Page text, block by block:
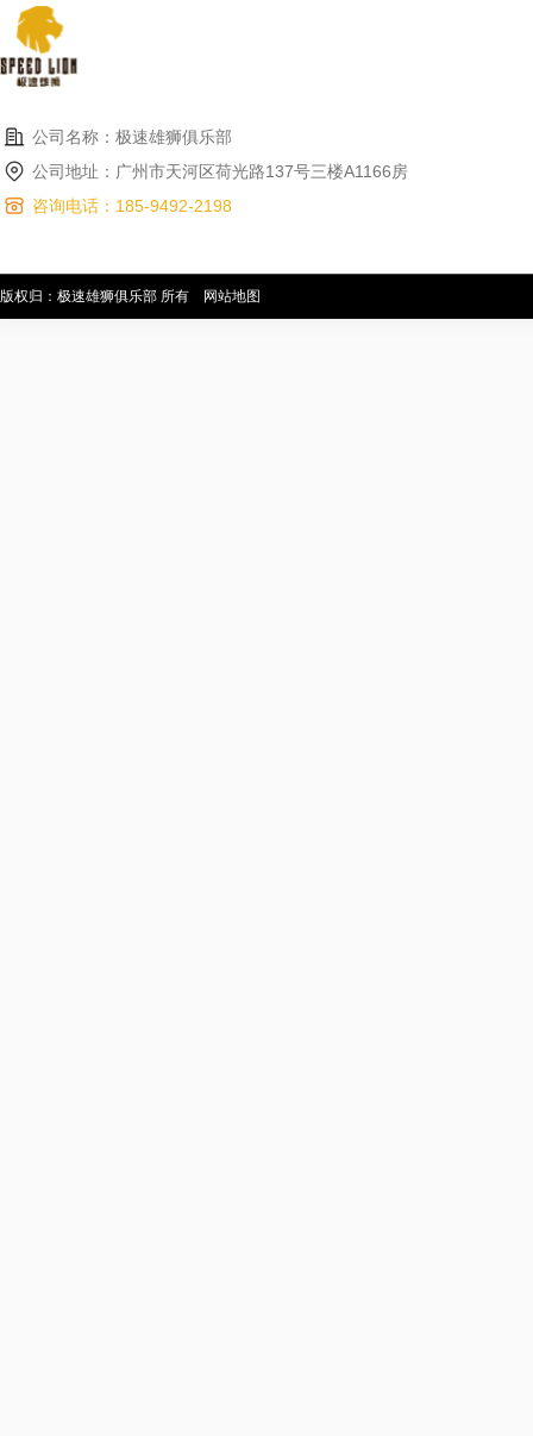
公司名称：极速雄狮俱乐部
公司地址：广州市天河区荷光路137号三楼A1166房
咨询电话：185-9492-2198
版权归：极速雄狮俱乐部 所有 网站地图